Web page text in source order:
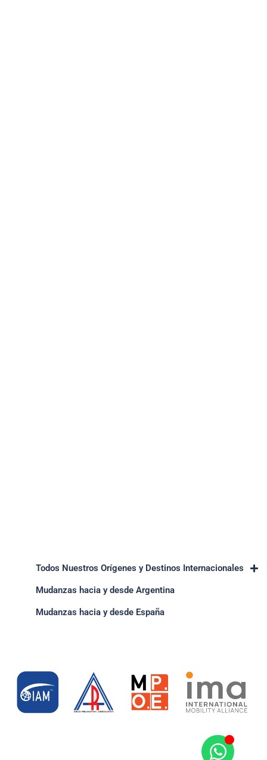
Todos Nuestros Orígenes y Destinos Internacionales
Mudanzas hacia y desde Argentina
Mudanzas hacia y desde España